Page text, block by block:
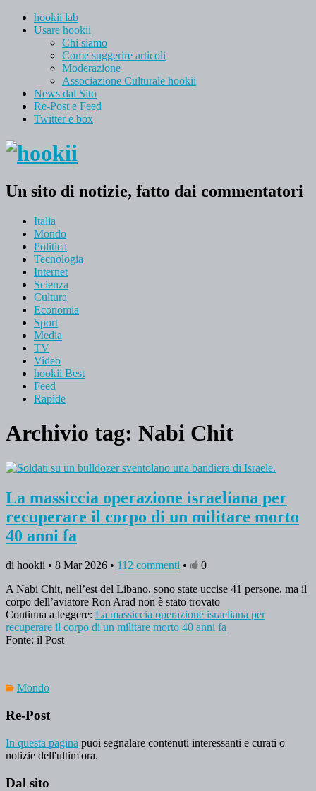
hookii lab
Usare hookii
Chi siamo
Come suggerire articoli
Moderazione
Associazione Culturale hookii
News dal Sito
Re-Post e Feed
Twitter e box
Un sito di notizie, fatto dai commentatori
Italia
Mondo
Politica
Tecnologia
Internet
Scienza
Cultura
Economia
Sport
Media
TV
Video
hookii Best
Feed
Rapide
Archivio tag: Nabi Chit
La massiccia operazione israeliana per
recuperare il corpo di un militare morto
40 anni fa
di hookii • 8 Mar 2026 • 112 commenti •
0
A Nabi Chit, nell’est del Libano, sono state uccise 41 persone, ma il
corpo dell’aviatore Ron Arad non è stato trovato
Continua a leggere: La massiccia operazione israeliana per
recuperare il corpo di un militare morto 40 anni fa
Fonte: il Post
Mondo
Re-Post
In questa pagina puoi segnalare contenuti interessanti e curati o
notizie dell'ultim'ora.
Dal sito